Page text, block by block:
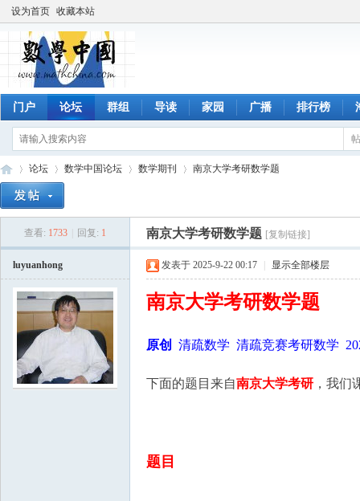
设为首页 收藏本站
门户 论坛 群组 导读 家园 广播 排行榜
论坛
›
数学中国论坛 数学期刊
›
南京大学考研数学题
查看: 1733 回复: 1 南京大学考研数学题 [复制链接]
luyuanhong 发表于 2025-9-22 00:17 显示全部楼层
南京大学考研数学题
原创 清疏数学 清疏竞赛考研数学
下面的题目来自南京大学考研 ，我们
题目